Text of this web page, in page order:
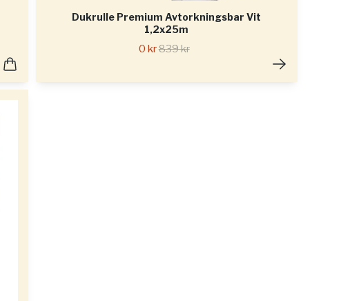
Dukrulle Premium Avtorkningsbar Vit
1,2x25m
0 kr839 kr